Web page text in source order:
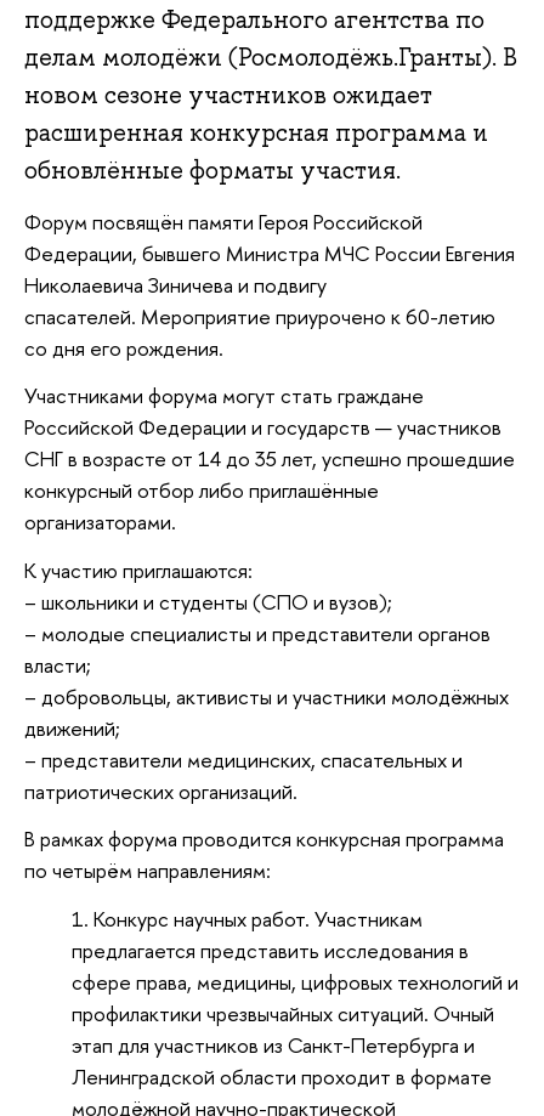
поддержке Федерального агентства по
делам молодёжи (Росмолодёжь.Гранты). В
новом сезоне участников ожидает
расширенная конкурсная программа и
обновлённые форматы участия.
Форум посвящён памяти Героя Российской
Федерации, бывшего Министра МЧС России Евгения
Николаевича Зиничева и подвигу
спасателей. Мероприятие приурочено к 60-летию
со дня его рождения.
Участниками форума могут стать граждане
Российской Федерации и государств — участников
СНГ в возрасте от 14 до 35 лет, успешно прошедшие
конкурсный отбор либо приглашённые
организаторами.
К участию приглашаются:
– школьники и студенты (СПО и вузов);
– молодые специалисты и представители органов
власти;
– добровольцы, активисты и участники молодёжных
движений;
– представители медицинских, спасательных и
патриотических организаций.
В рамках форума проводится конкурсная программа
по четырём направлениям:
Конкурс научных работ. Участникам
предлагается представить исследования в
сфере права, медицины, цифровых технологий и
профилактики чрезвычайных ситуаций. Очный
этап для участников из Санкт-Петербурга и
Ленинградской области проходит в формате
молодёжной научно-практической